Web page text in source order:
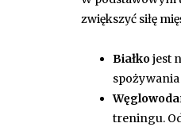
zwiększyć siłę
Białkojest
treningu.